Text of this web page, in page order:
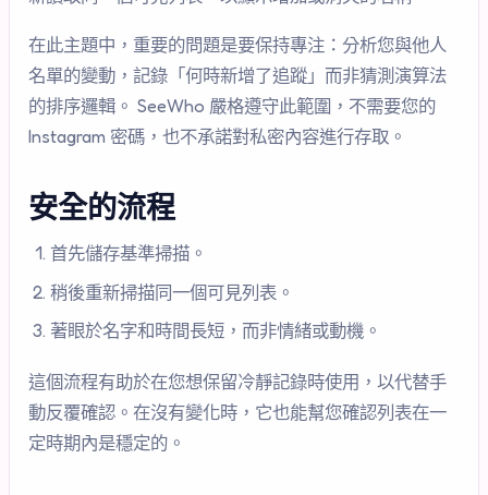
在此主題中，重要的問題是要保持專注：分析您與他人
名單的變動，記錄「何時新增了追蹤」而非猜測演算法
的排序邏輯。 SeeWho 嚴格遵守此範圍，不需要您的
Instagram 密碼，也不承諾對私密內容進行存取。
安全的流程
首先儲存基準掃描。
稍後重新掃描同一個可見列表。
著眼於名字和時間長短，而非情緒或動機。
這個流程有助於在您想保留冷靜記錄時使用，以代替手
動反覆確認。在沒有變化時，它也能幫您確認列表在一
定時期內是穩定的。